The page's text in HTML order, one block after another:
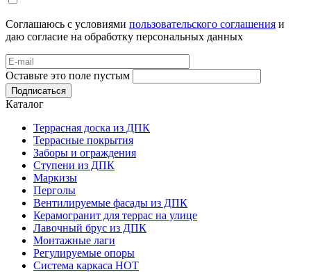
Соглашаюсь с условиями пользовательского соглашения и
даю согласие на обработку персональных данных
Оставьте это поле пустым
Подписаться
Каталог
Террасная доска из ДПК
Террасные покрытия
Заборы и ограждения
Ступени из ДПК
Маркизы
Перголы
Вентилируемые фасады из ДПК
Керамогранит для террас на улице
Лавочный брус из ДПК
Монтажные лаги
Регулируемые опоры
Система каркаса НОТ